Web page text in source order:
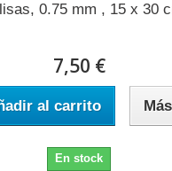
0.75 mm , 15 x 30
7,50 €
al carrito Más
En stock